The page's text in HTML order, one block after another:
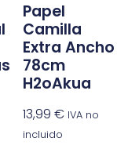
Papel
Camilla
Extra Ancho
78cm
H2oAkua
13,99€ IVA no
incluido